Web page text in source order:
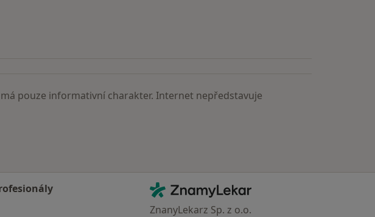
pouze informativní charakter. Internet nepředstavuje
Kontakt
ZnamyLekar - Hlavní stránka
ZnanyLekarz Sp. z o.o.